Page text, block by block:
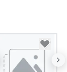
booked to the minute
Since the menu is
have nothing to worry